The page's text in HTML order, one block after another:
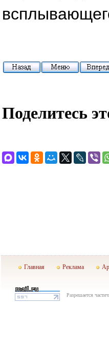
Поделитесь
Главная Реклама
Разрешается